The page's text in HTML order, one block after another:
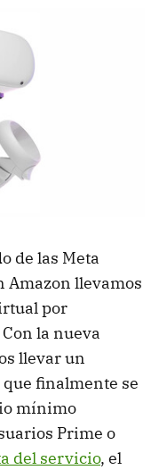
de las Meta
Amazon llevamos
por
la nueva
llevar un
que finalmente se
mínimo
Prime o
del servicio, el